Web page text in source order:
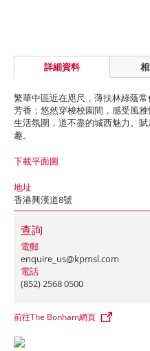
詳細資料
繁華中區近在咫尺，薄扶林綠蔭
芳香；悠然穿梭校園間，感受風
生活氛圍，道不盡的城西魅力。
趣。
下載平面圖
地址
香港興漢道8號
查詢
電郵
enquire_us@kpmsl.com
電話
(852) 2568 0500
前往The Bonham網頁